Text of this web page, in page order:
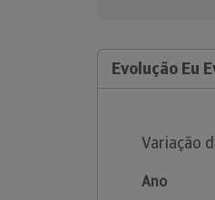
Evolução Eu
Variação
Ano